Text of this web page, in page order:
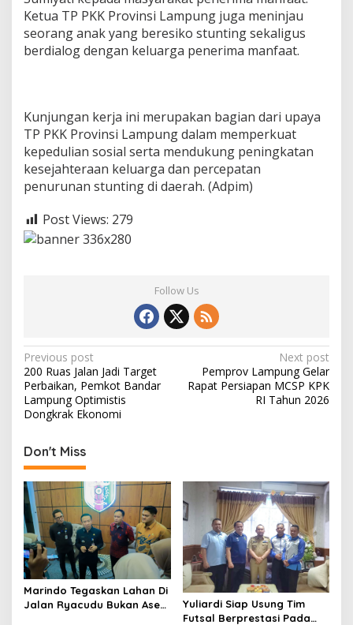
Ketua TP PKK Provinsi Lampung juga meninjau
seorang anak yang beresiko stunting sekaligus
berdialog dengan keluarga penerima manfaat.
Kunjungan kerja ini merupakan bagian dari upaya
TP PKK Provinsi Lampung dalam memperkuat
kepedulian sosial serta mendukung peningkatan
kesejahteraan keluarga dan percepatan
penurunan stunting di daerah. (Adpim)
Post Views: 279
Follow Us
P
o
s
t
n
a
v
i
g
a
t
i
Previous post
200 Ruas Jalan Jadi Target
Perbaikan, Pemkot Bandar
Lampung Optimistis
Dongkrak Ekonomi
Next post
Pemprov Lampung Gelar
Rapat Persiapan MCSP KPK
RI Tahun 2026
Don't Miss
Marindo Tegaskan Lahan Di
Jalan Ryacudu Bukan Aset
Yuliardi Siap Usung Tim
Futsal Berprestasi Pada